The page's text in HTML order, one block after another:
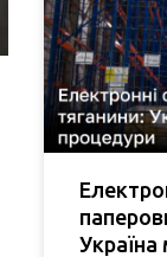
Україна